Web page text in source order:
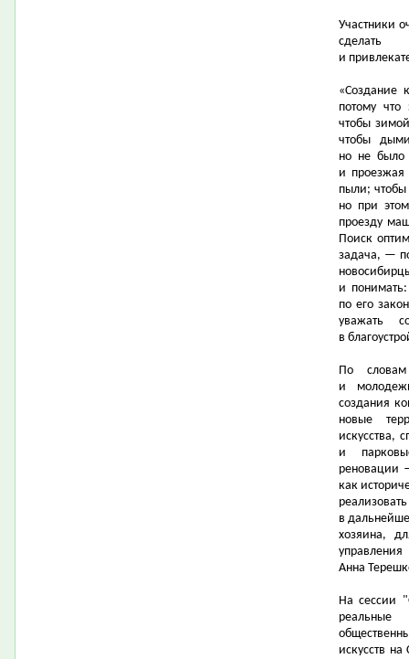
Участники
сделать
и
«Создание
потому что
чтобы
чтобы
но не было
и
пыли; чтобы
но при
проезду
Поиск
задача, —
и
по его
уважать
в
По словам
и
создания
новые
искусства,
и
реновации
как
в
хозяина,
Анна
На сессии
искусств